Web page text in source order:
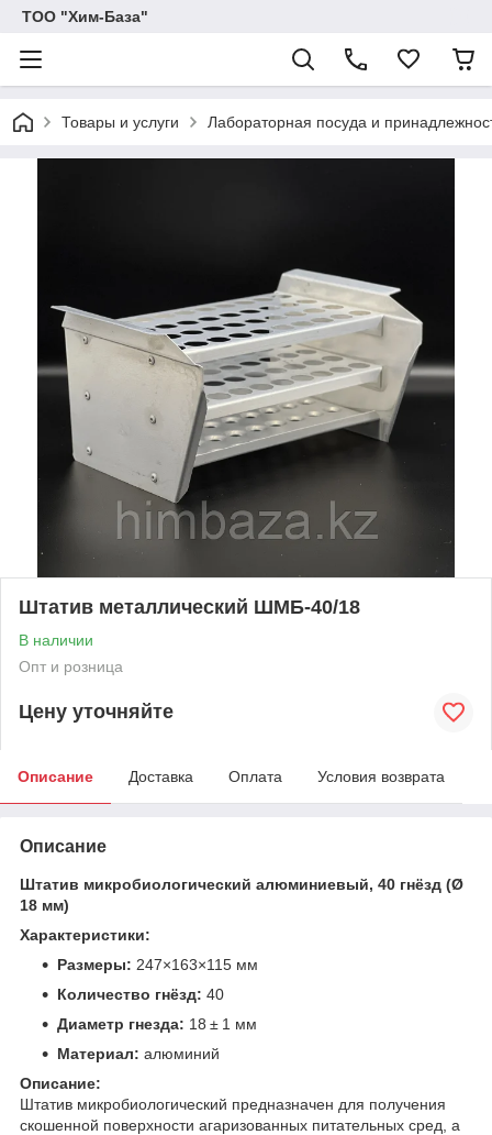
ТОО "Хим-База"
Товары и услуги Лабораторная посуда и
Штатив металлический ШМБ-40/18
В наличии
Опт и розница
Цену уточняйте
Описание Доставка Оплата Условия возврата
Описание
Штатив микробиологический алюминиевый, 40 гнёзд (Ø
18 мм)
Характеристики:
Размеры: 247×163×115 мм
Количество гнёзд: 40
Диаметр гнезда: 18 ± 1 мм
Материал: алюминий
Описание:
Штатив микробиологический предназначен для получения
скошенной поверхности агаризованных питательных сред, а